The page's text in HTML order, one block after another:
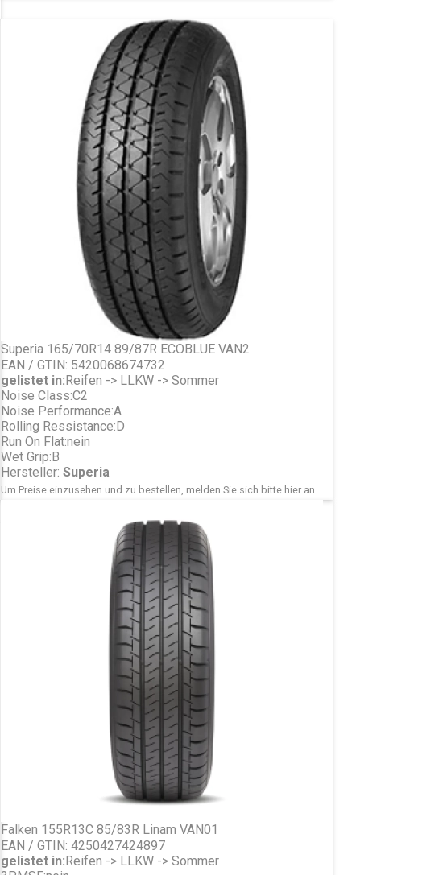
Superia 165/70R14 89/87R ECOBLUE VAN2
EAN / GTIN: 5420068674732
gelistet in:Reifen -> LLKW -> Sommer
Noise Class:C2
Noise Performance:A
Rolling Ressistance:D
Run On Flat:nein
Wet Grip:B
Hersteller: Superia
Um Preise einzusehen und zu bestellen, melden Sie sich bitte hieran.
Falken 155R13C 85/83R Linam VAN01
EAN / GTIN: 4250427424897
gelistet in:Reifen -> LLKW -> Sommer